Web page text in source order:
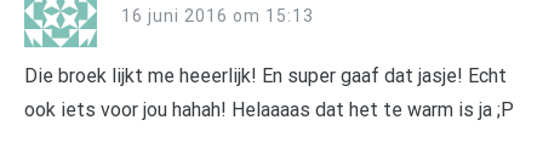
16 juni 2016 om 15:13
Die broek lijkt me heeerlijk! En super gaaf dat jasje! Echt
ook iets voor jou hahah! Helaaaas dat het te warm is ja ;P